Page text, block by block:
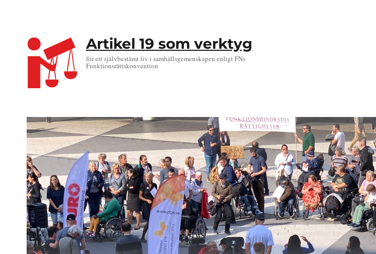
Artikel 19 som verktyg
för ett självbestämt liv i samhällsgemenskapen enligt FNs
Funktionsrättskonvention